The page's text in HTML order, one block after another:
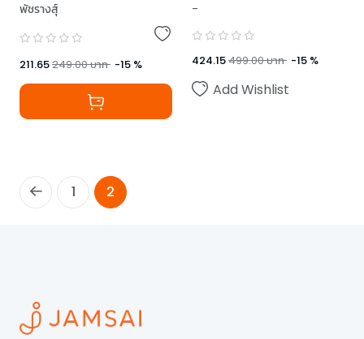
พัชรางสุ์
211.65249.00บาท -15 %
-
424.15499.00บาท -15 %
Add Wishlist
1 2